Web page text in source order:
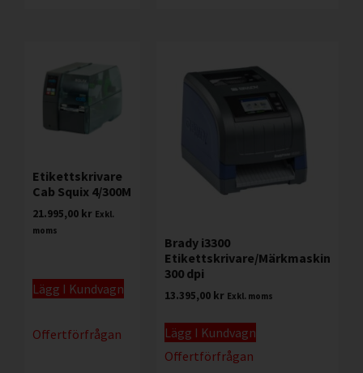
Etikettskrivare
Cab Squix 4/300M
21.995,00 kr Exkl.
moms
Lägg I Kundvagn
Offertförfrågan
Brady i3300
Etikettskrivare/Märkmaskin
300 dpi
13.395,00 kr Exkl. moms
Lägg I Kundvagn
Offertförfrågan